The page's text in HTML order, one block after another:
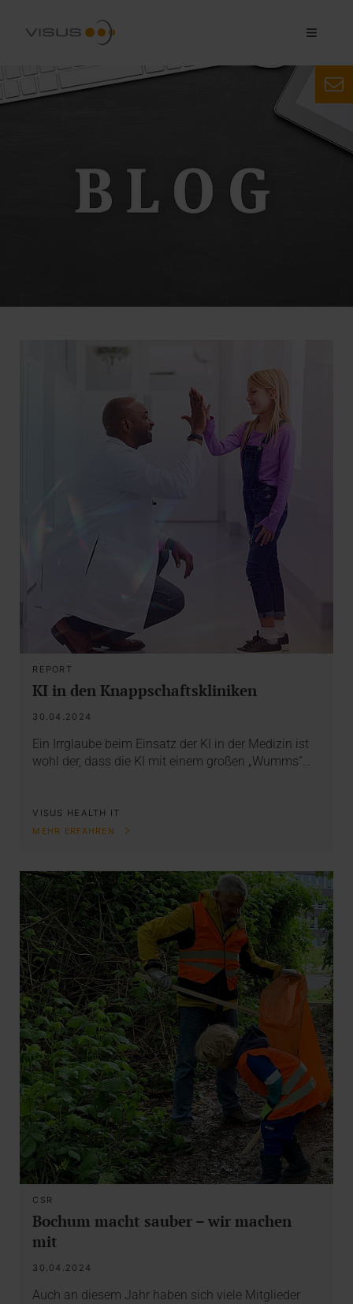
REPORT
KI in den Knappschaftskliniken
30.04.2024
Ein Irrglaube beim Einsatz der KI in der Medizin ist
wohl der, dass die KI mit einem großen „Wumms“…
VISUS HEALTH IT
MEHR ERFAHREN
CSR
Bochum macht sauber – wir machen
mit
30.04.2024
Auch an diesem Jahr haben sich viele Mitglieder